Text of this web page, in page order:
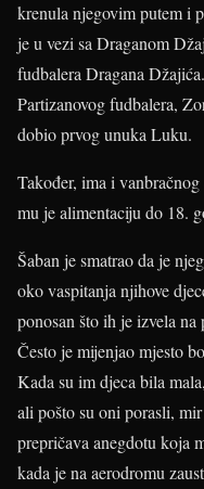
krenula njegovim putem i
je u vezi sa Draganom
fudbalera Dragana
Partizanovog fudbalera,
dobio prvog unuka Luku.
Također, ima i
mu je alimentaciju do 18.
Šaban je smatrao da je
oko vaspitanja njihove
ponosan što ih je izvela
Često je mijenjao mjesto
Kada su im djeca bila
ali pošto su oni porasli,
prepričava anegdotu koja
kada je na aerodromu